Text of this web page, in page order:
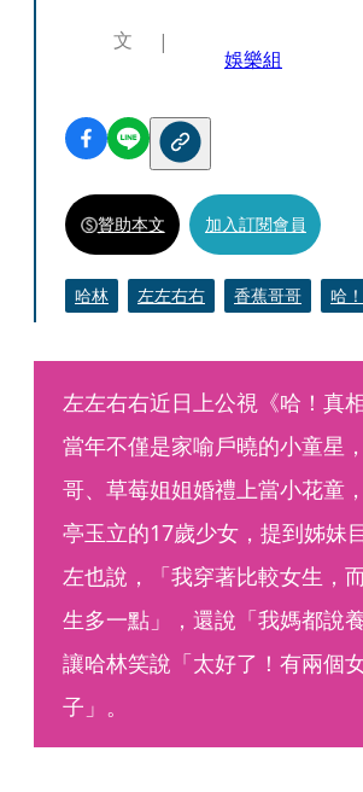
文
娛樂組
贊助本文 加入訂閱會員
哈林 左左右右 香蕉哥哥 哈
左左右右近日上公視《哈！真
當年不僅是家喻戶曉的小童星
哥、草莓姐姐婚禮上當小花童
亭玉立的17歲少女，提到姊妹
左也說，「我穿著比較女生，
生多一點」，還說「我媽都說
讓哈林笑說「太好了！有兩個
子」。